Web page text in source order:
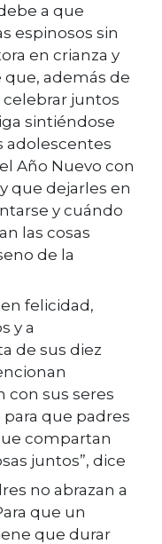
a que
espinosos sin
en crianza y
que, además de
juntos
sintiéndose
adolescentes
Año Nuevo con
que dejarles en
y cuándo
las cosas
de la
felicidad,
y a
de sus diez
con sus seres
para que padres
compartan
juntos”, dice
no abrazan a
que un
que durar